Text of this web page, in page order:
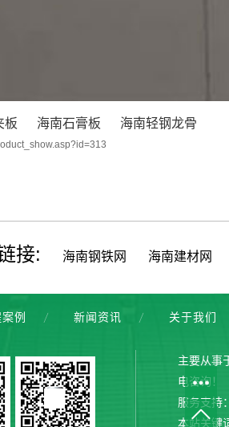
板 海南石膏板 海南轻钢龙骨
接: 海南钢铁网 海南建材网
例 新闻资讯 关于我们
主要从事
电咨询！
服务支持
本站关键